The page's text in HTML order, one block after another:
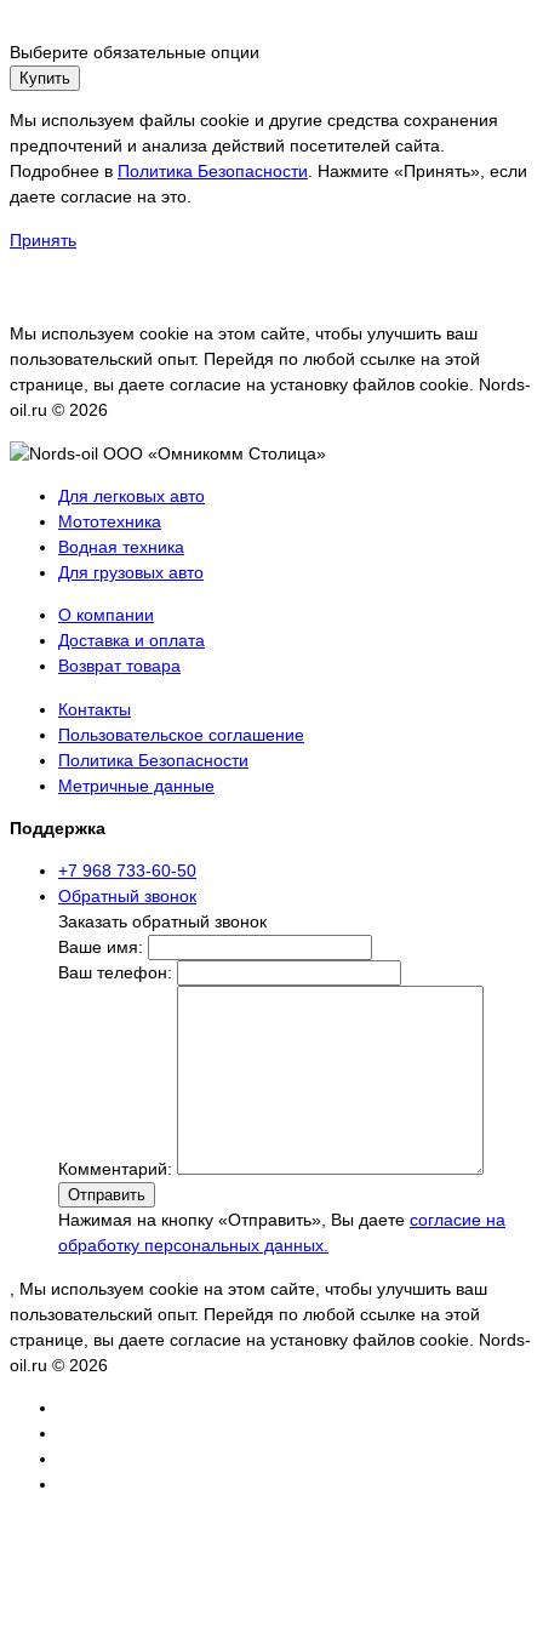
Выберите обязательные опции
Купить
Мы используем файлы cookie и другие средства сохранения
предпочтений и анализа действий посетителей сайта.
Подробнее в Политика Безопасности. Нажмите «Принять», если
даете согласие на это.
Принять
Мы используем cookie на этом сайте, чтобы улучшить ваш
пользовательский опыт. Перейдя по любой ссылке на этой
странице, вы даете согласие на установку файлов cookie. Nords-
oil.ru © 2026
Для легковых авто
Мототехника
Водная техника
Для грузовых авто
О компании
Доставка и оплата
Возврат товара
Контакты
Пользовательское соглашение
Политика Безопасности
Метричные данные
Поддержка
+7 968 733-60-50
Обратный звонок
Заказать обратный звонок
Ваше имя:
Ваш телефон:
Комментарий:
Отправить
Нажимая на кнопку «Отправить», Вы даете согласие на
обработку персональных данных.
, Мы используем cookie на этом сайте, чтобы улучшить ваш
пользовательский опыт. Перейдя по любой ссылке на этой
странице, вы даете согласие на установку файлов cookie. Nords-
oil.ru © 2026